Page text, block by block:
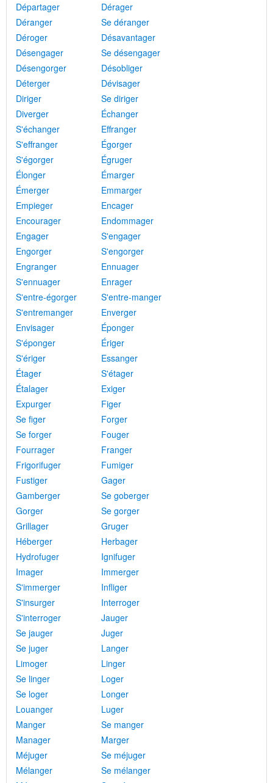
Départager
Dérager
Déranger
Se déranger
Déroger
Désavantager
Désengager
Se désengager
Désengorger
Désobliger
Déterger
Dévisager
Diriger
Se diriger
Diverger
Échanger
S'échanger
Effranger
S'effranger
Égorger
S'égorger
Égruger
Élonger
Émarger
Émerger
Emmarger
Empieger
Encager
Encourager
Endommager
Engager
S'engager
Engorger
S'engorger
Engranger
Ennuager
S'ennuager
Enrager
S'entre-égorger
S'entre-manger
S'entremanger
Enverger
Envisager
Éponger
S'éponger
Ériger
S'ériger
Essanger
Étager
S'étager
Étalager
Exiger
Expurger
Figer
Se figer
Forger
Se forger
Fouger
Fourrager
Franger
Frigorifuger
Fumiger
Fustiger
Gager
Gamberger
Se goberger
Gorger
Se gorger
Grillager
Gruger
Héberger
Herbager
Hydrofuger
Ignifuger
Imager
Immerger
S'immerger
Infliger
S'insurger
Interroger
S'interroger
Jauger
Se jauger
Juger
Se juger
Langer
Limoger
Linger
Se linger
Loger
Se loger
Longer
Louanger
Luger
Manger
Se manger
Manager
Marger
Méjuger
Se méjuger
Mélanger
Se mélanger